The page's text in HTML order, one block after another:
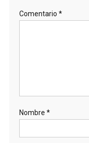
Comentario *
Nombre *